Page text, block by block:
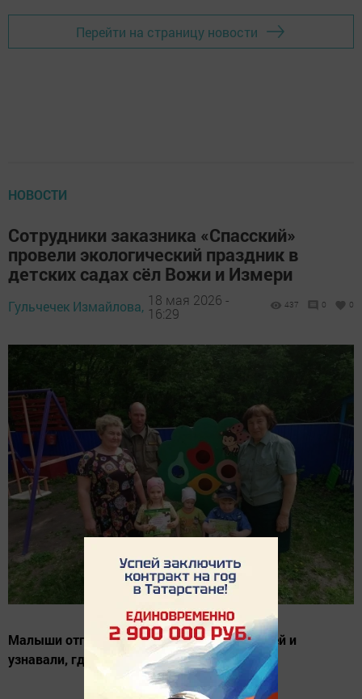
Перейти на страницу новости
НОВОСТИ
Сотрудники заказника «Спасский»
провели экологический праздник в
детских садах сёл Вожи и Измери
Гульчечек Измайлова, 18 мая 2026 -
16:29
437 0 0
Малыши отгадывали загадки, искали зверей и
узнавали, где они живут.